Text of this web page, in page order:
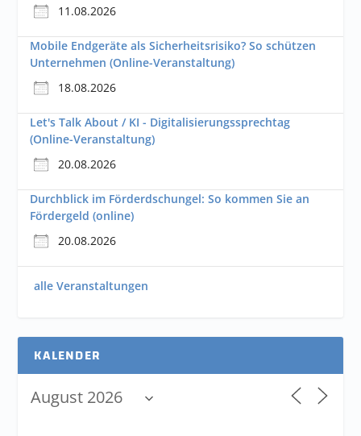
11.08.2026
Mobile Endgeräte als Sicherheitsrisiko? So schützen
Unternehmen (Online-Veranstaltung)
18.08.2026
Let's Talk About / KI - Digitalisierungssprechtag
(Online-Veranstaltung)
20.08.2026
Durchblick im Förderdschungel: So kommen Sie an
Fördergeld (online)
20.08.2026
alle Veranstaltungen
KALENDER